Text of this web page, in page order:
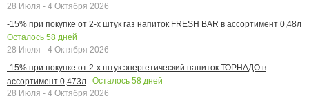
28 Июля - 4 Октября 2026
-15% при покупке от 2-х штук газ напиток FRESH BAR в ассортимент 0,48л
Осталось 58 дней
28 Июля - 4 Октября 2026
-15% при покупке от 2-х штук энергетический напиток ТОРНАДО в
ассортимент 0,473л
Осталось 58 дней
28 Июля - 4 Октября 2026